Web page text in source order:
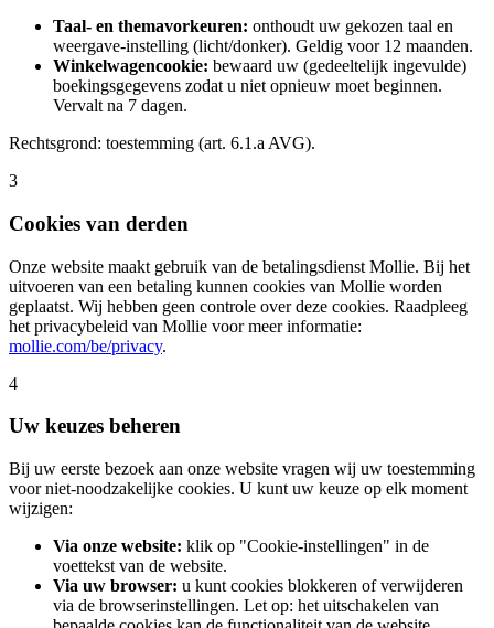
Taal- en themavorkeuren: onthoudt uw gekozen taal en
weergave-instelling (licht/donker). Geldig voor 12 maanden.
Winkelwagencookie: bewaard uw (gedeeltelijk ingevulde)
boekingsgegevens zodat u niet opnieuw moet beginnen.
Vervalt na 7 dagen.
Rechtsgrond: toestemming (art. 6.1.a AVG).
3
Cookies van derden
Onze website maakt gebruik van de betalingsdienst Mollie. Bij het
uitvoeren van een betaling kunnen cookies van Mollie worden
geplaatst. Wij hebben geen controle over deze cookies. Raadpleeg
het privacybeleid van Mollie voor meer informatie:
mollie.com/be/privacy.
4
Uw keuzes beheren
Bij uw eerste bezoek aan onze website vragen wij uw toestemming
voor niet-noodzakelijke cookies. U kunt uw keuze op elk moment
wijzigen:
Via onze website: klik op "Cookie-instellingen" in de
voettekst van de website.
Via uw browser: u kunt cookies blokkeren of verwijderen
via de browserinstellingen. Let op: het uitschakelen van